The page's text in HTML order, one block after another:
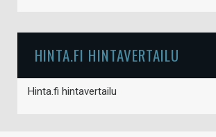
HINTA.FI HINTAVERTAILU
Hinta.fi hintavertailu